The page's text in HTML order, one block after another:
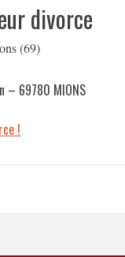
divorce
(69)
– 69780 MIONS
!